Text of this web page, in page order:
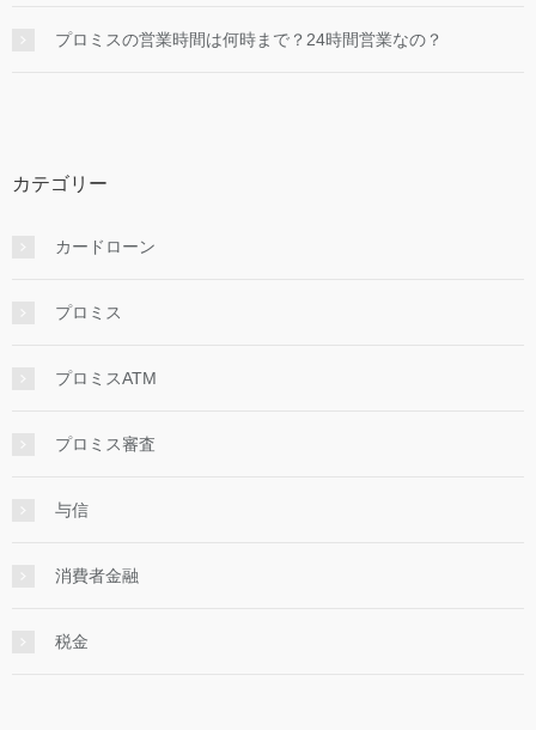
プロミスの営業時間は何時まで？24時間営業なの？
カテゴリー
カードローン
プロミス
プロミスATM
プロミス審査
与信
消費者金融
税金